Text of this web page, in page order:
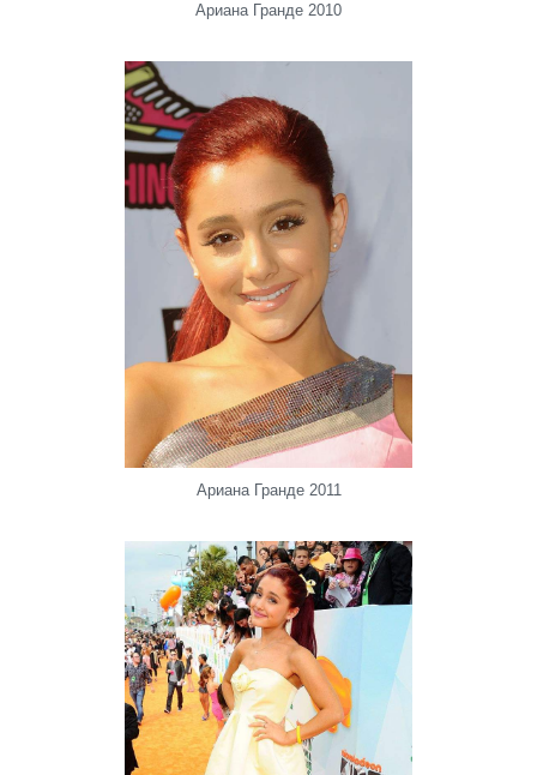
Ариана Гранде 2010
Ариана Гранде 2011